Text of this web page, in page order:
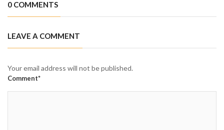
0 COMMENTS
LEAVE A COMMENT
Your email address will not be published.
Comment*